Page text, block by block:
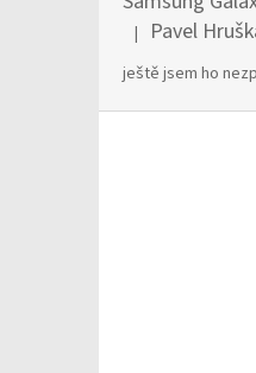
Hodnocení
| Pavel
ještě jsem ho